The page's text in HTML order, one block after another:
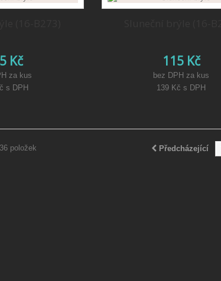
Kč
za kus
s DPH
115 Kč
bez DPH za kus
139 Kč s DPH
Předcházející
položek